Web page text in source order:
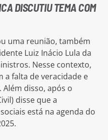
DISCUTIU TEMA COM
uma reunião, também
Luiz Inácio Lula da
Nesse contexto,
a falta de veracidade e
disso, após o
disse que a
está na agenda do